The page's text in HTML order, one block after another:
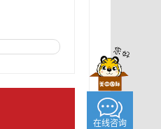
在线咨询